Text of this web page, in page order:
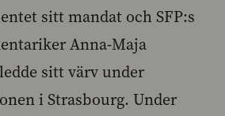
sitt mandat och SFP:s
Anna-Maja
sitt värv under
i Strasbourg. Under